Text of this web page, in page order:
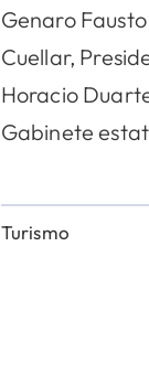
Genaro
Cuellar,
Horacio
Gabinete
Turismo